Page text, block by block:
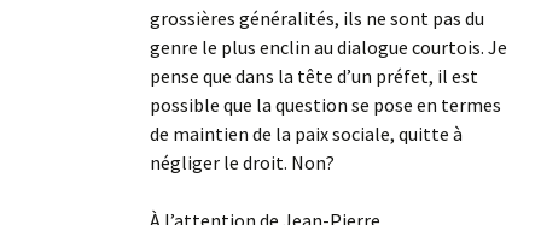
grossières généralités, ils ne sont pas du
genre le plus enclin au dialogue courtois. Je
pense que dans la tête d’un préfet, il est
possible que la question se pose en termes
de maintien de la paix sociale, quitte à
négliger le droit. Non?
À l’attention de Jean-Pierre.